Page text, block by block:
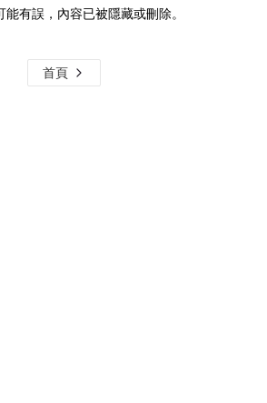
有誤，內容已被隱藏或刪除。
首頁